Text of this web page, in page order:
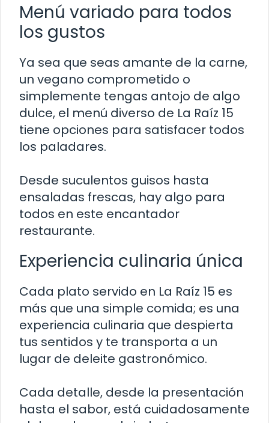
Menú variado para todos
los gustos
Ya sea que seas amante de la carne,
un vegano comprometido o
simplemente tengas antojo de algo
dulce, el menú diverso de La Raíz 15
tiene opciones para satisfacer todos
los paladares.
Desde suculentos guisos hasta
ensaladas frescas, hay algo para
todos en este encantador
restaurante.
Experiencia culinaria única
Cada plato servido en La Raíz 15 es
más que una simple comida; es una
experiencia culinaria que despierta
tus sentidos y te transporta a un
lugar de deleite gastronómico.
Cada detalle, desde la presentación
hasta el sabor, está cuidadosamente